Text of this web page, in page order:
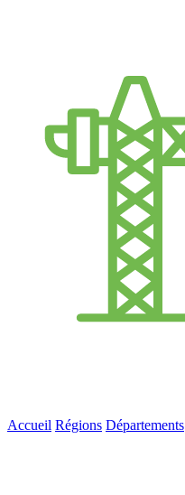
Accueil Régions Départements